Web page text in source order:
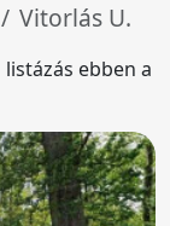
Vitorlás U.
listázás ebben a